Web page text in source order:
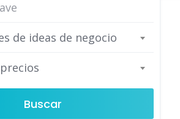
de ideas de negocio
Buscar